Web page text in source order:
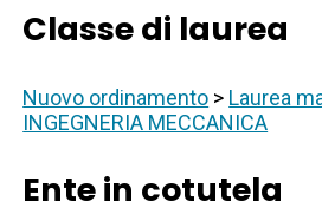
Classe di laurea
Nuovo ordinamento > Laurea
INGEGNERIA MECCANICA
Ente in cotutela